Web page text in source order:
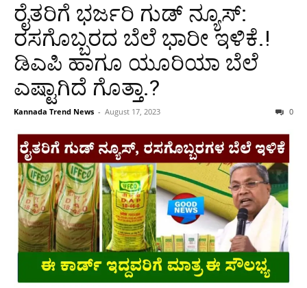
ರೈತರಿಗೆ ಭರ್ಜರಿ ಗುಡ್‌ ನ್ಯೂಸ್:
ರಸಗೊಬ್ಬರದ ಬೆಲೆ ಭಾರೀ ಇಳಿಕೆ.!
ಡಿಎಪಿ ಹಾಗೂ ಯೂರಿಯಾ ಬೆಲೆ
ಎಷ್ಟಾಗಿದೆ ಗೊತ್ತಾ.?
Kannada Trend News - August 17, 2023 0